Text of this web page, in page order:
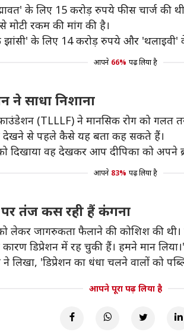
के लिए 15 करोड़ रुपये फीस चार्ज की
रकम की मांग की है।
के लिए 14 करोड़ रुपये और 'थलाइवी'
आपने 66% पढ़ लिया है
ने साधा निशाना
(TLLLF) ने मानसिक रोग को गलत
देखने से पहले कैसे यह बता कह सकते हैं।
दिखाया वह देखकर आप दीपिका को अपने
आपने 83% पढ़ लिया है
पर तंज कस रही हैं कंगना
लेकर जागरुकता फैलाने की कोशिश की थी।
डिप्रेशन में रह चुकी हैं। हमने मान लिया।'
लिखा, 'डिप्रेशन का धंधा चलने वालों को
आपने पूरा पढ़ लिया है